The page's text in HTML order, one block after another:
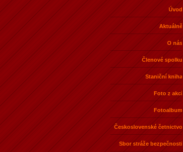
Úvod
Aktuálně
O nás
Členové spolku
Staniční kniha
Foto z akcí
Fotoalbum
Československé četnictvo
Sbor stráže bezpečnosti